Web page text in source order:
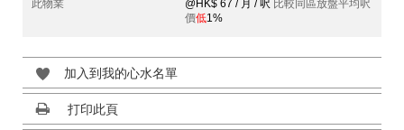
此物業
@HK$ 67 / 月 / 呎 比較同區放盤平均呎
價低1%
加入到我的心水名單
打印此頁